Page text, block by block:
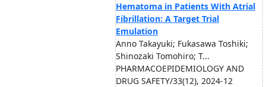
Hematoma in Patients With Atrial
Fibrillation: A Target Trial
Emulation
Anno Takayuki; Fukasawa Toshiki;
Shinozaki Tomohiro; T...
PHARMACOEPIDEMIOLOGY AND
DRUG SAFETY/33(12), 2024-12